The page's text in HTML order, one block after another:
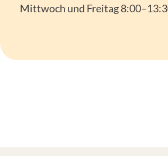
Mittwoch und Freitag